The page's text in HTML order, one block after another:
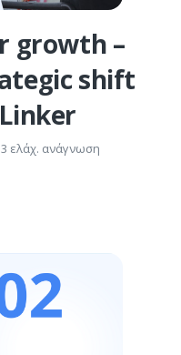
growth –
shift
3 ελάχ. ανάγνωση